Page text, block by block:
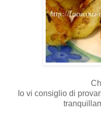
Io vi consiglio di